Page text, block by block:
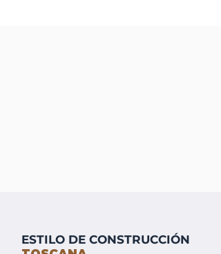
ESTILO DE CONSTRUCCIÓN